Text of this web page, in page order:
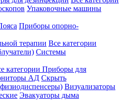
Упаковочные машины
Приборы опорно-
терапии Все категории
Системы
категории Приборы для
АД Скрыть
Визуализаторы
Эвакуаторы дыма